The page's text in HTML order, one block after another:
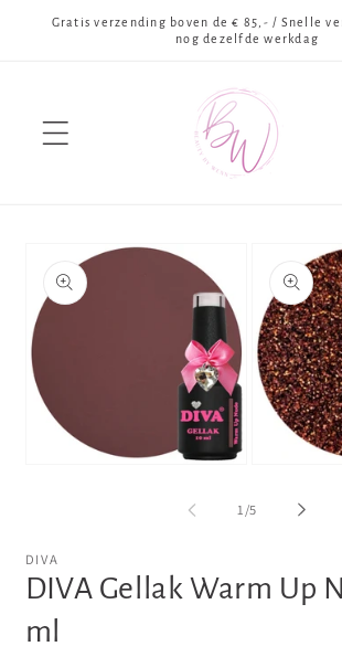
naar de
Gratis verzending boven de € 85,- / Snelle
nog dezelfde werkdag
direct naar
openen
1/van
5
DIVA
DIVA Gellak Warm Up
ml